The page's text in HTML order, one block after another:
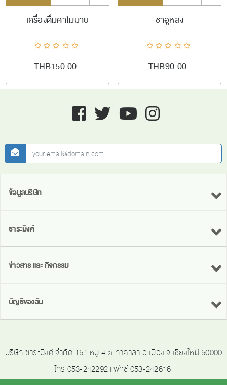
เครื่องดื่มคาโมมาย
THB150.00
ชาอูหลง
THB90.00
Facebook twitter youtube instagram
newsletter
ข้อมูลบริษัท
ชาระมิงค์
ข่าวสาร และ กิจกรรม
บัญชีของฉัน
บริษัท ชาระมิงค์ จำกัด 151 หมู่ 4 ต.ท่าศาลา อ.เมือง จ.เชียงใหม่ 50000
โทร 053-242292 แฟกซ์ 053-242616